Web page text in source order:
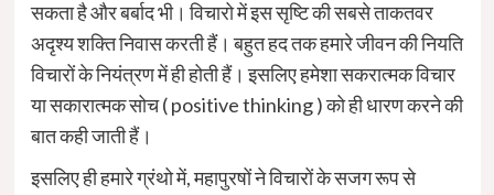
सकता है और बर्बाद भी। विचारो में इस सृष्टि की सबसे ताकतवर
अदृश्य शक्ति निवास करती हैं। बहुत हद तक हमारे जीवन की नियति
विचारों के नियंत्रण में ही होती हैं। इसलिए हमेशा सकरात्मक विचार
या सकारात्मक सोच ( positive thinking ) को ही धारण करने की
बात कही जाती हैं।
इसलिए ही हमारे ग्रंथो में, महापुरषों ने विचारों के सजग रूप से